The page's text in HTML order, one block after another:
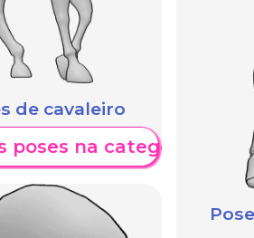
de cavaleiro
poses na categoria